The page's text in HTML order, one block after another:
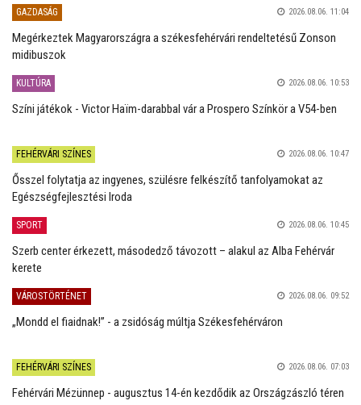
GAZDASÁG 2026.08.06. 11:04
Megérkeztek Magyarországra a székesfehérvári rendeltetésű Zonson
midibuszok
KULTÚRA 2026.08.06. 10:53
Színi játékok - Victor Haïm-darabbal vár a Prospero Színkör a V54-ben
FEHÉRVÁRI SZÍNES 2026.08.06. 10:47
Ősszel folytatja az ingyenes, szülésre felkészítő tanfolyamokat az
Egészségfejlesztési Iroda
SPORT 2026.08.06. 10:45
Szerb center érkezett, másodedző távozott – alakul az Alba Fehérvár
kerete
VÁROSTÖRTÉNET 2026.08.06. 09:52
„Mondd el fiaidnak!” - a zsidóság múltja Székesfehérváron
FEHÉRVÁRI SZÍNES 2026.08.06. 07:03
Fehérvári Mézünnep - augusztus 14-én kezdődik az Országzászló téren